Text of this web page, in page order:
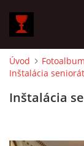
ÚVOD
Úvod
Fotoalbum
Inštalácia
Inštalácia